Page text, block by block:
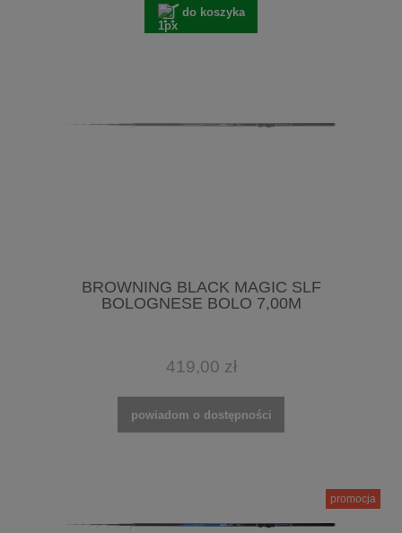
do koszyka
BROWNING BLACK MAGIC SLF
BOLOGNESE BOLO 7,00M
419,00 zł
powiadom o dostępności
promocja